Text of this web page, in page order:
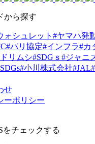
から探す
ォシュレット #ヤマハ発
#パリ協定#インフラ#カ
リムシ#SDGｓ #ジャニ
#小川株式会社#JAL
せ
ーポリシー
をチェックする